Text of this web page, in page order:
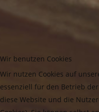
Wir benutzen Cookies
Wir nutzen Cookies auf
essenziell für den Betrieb
diese Website und die